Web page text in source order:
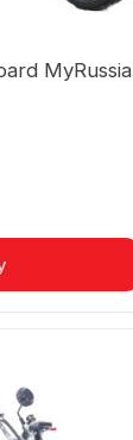
MyRussia